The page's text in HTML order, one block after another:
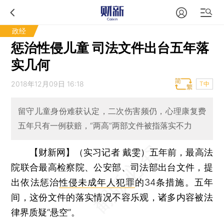
政经
惩治性侵儿童 司法文件出台五年落
实几何
2018年12月09日 16:18 T中
留守儿童身份难获认定，二次伤害频仍，心理康复费
五年只有一例获赔，“两高”两部文件被指落实不力
【财新网】（实习记者 戴雯） 五年前，最高法
院联合最高检察院、公安部、司法部出台文件，提
出依法惩治性侵未成年人犯罪的34条措施。五年
间，这份文件的落实情况不容乐观，诸多内容被法
律界质疑“悬空”。